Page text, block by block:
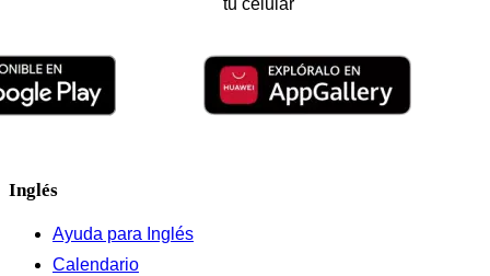
tu celular
Inglés
Ayuda para Inglés
Calendario